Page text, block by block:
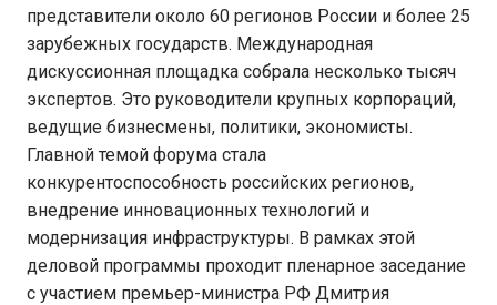
представители около 60 регионов России и более 25
зарубежных государств. Международная
дискуссионная площадка собрала несколько тысяч
экспертов. Это руководители крупных корпораций,
ведущие бизнесмены, политики, экономисты.
Главной темой форума стала
конкурентоспособность российских регионов,
внедрение инновационных технологий и
модернизация инфраструктуры. В рамках этой
деловой программы проходит пленарное заседание
с участием премьер-министра РФ Дмитрия